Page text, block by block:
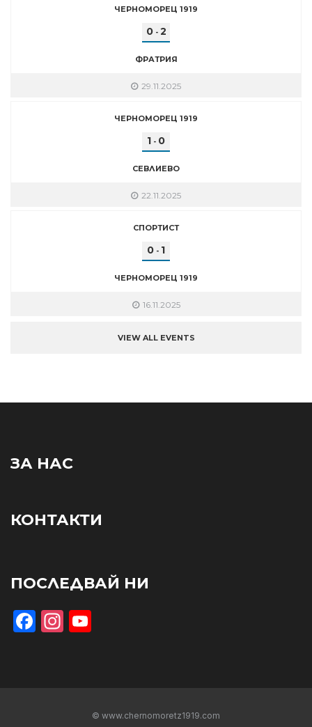
ЧЕРНОМОРЕЦ 1919
0- 2
ФРАТРИЯ
29.11.2025
ЧЕРНОМОРЕЦ 1919
1 - 0
СЕВЛИЕВО
22.11.2025
СПОРТИСТ
0 - 1
ЧЕРНОМОРЕЦ 1919
16.11.2025
VIEW ALL EVENTS
ЗА НАС
КОНТАКТИ
ПОСЛЕДВАЙ НИ
Facebook
Instagram
© www.chernomoretz1919.com